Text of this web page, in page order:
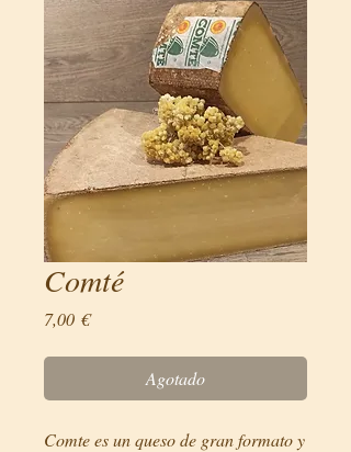
Comté
7,00 €Precio
Agotado
Comte es un queso de gran formato y